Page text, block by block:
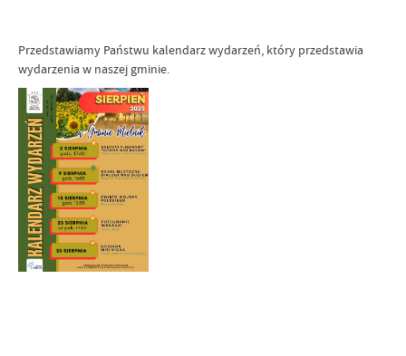
Przedstawiamy Państwu kalendarz wydarzeń, który przedstawia
wydarzenia w naszej gminie.